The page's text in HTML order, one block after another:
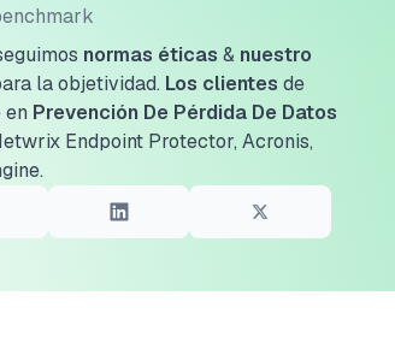
normas éticas & nuestro
la objetividad. Los clientes de
Prevención De Pérdida De Datos
Endpoint Protector, Acronis,